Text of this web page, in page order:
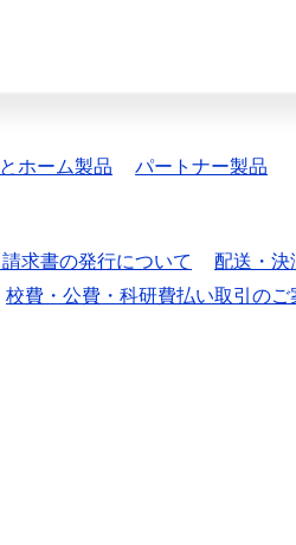
ホーム製品 パートナー製品
求書の発行について 配送・決
校費・公費・科研費払い取引のご